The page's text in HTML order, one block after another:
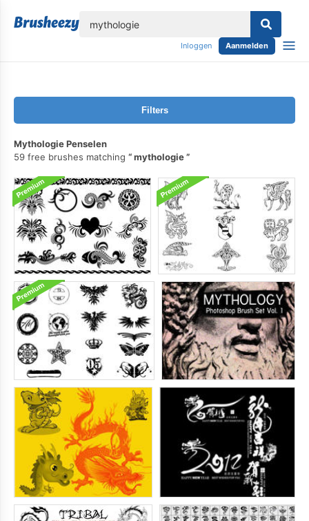
Inloggen Aanmelden
Filters
Mythologie Penselen
59 free brushes matching
mythologie